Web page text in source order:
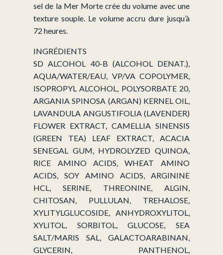
sel de la Mer Morte crée du volume avec une
texture souple. Le volume accru dure jusqu’à
72 heures.
INGRÉDIENTS
SD ALCOHOL 40-B (ALCOHOL DENAT.),
AQUA/WATER/EAU, VP/VA COPOLYMER,
ISOPROPYL ALCOHOL, POLYSORBATE 20,
ARGANIA SPINOSA (ARGAN) KERNEL OIL,
LAVANDULA ANGUSTIFOLIA (LAVENDER)
FLOWER EXTRACT, CAMELLIA SINENSIS
(GREEN TEA) LEAF EXTRACT, ACACIA
SENEGAL GUM, HYDROLYZED QUINOA,
RICE AMINO ACIDS, WHEAT AMINO
ACIDS, SOY AMINO ACIDS, ARGININE
HCL, SERINE, THREONINE, ALGIN,
CHITOSAN, PULLULAN, TREHALOSE,
XYLITYLGLUCOSIDE, ANHYDROXYLITOL,
XYLITOL, SORBITOL, GLUCOSE, SEA
SALT/MARIS SAL, GALACTOARABINAN,
GLYCERIN, PANTHENOL,